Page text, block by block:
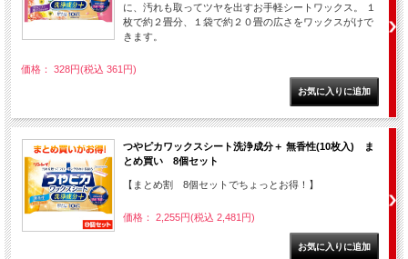
に、汚れも取ってツヤを出すお手軽シートワックス。 １
枚で約２畳分、１袋で約２０畳の広さをワックスがけで
きます。
価格： 328円(税込 361円)
つやピカワックスシート洗浄成分＋ 無香性(10枚入) ま
とめ買い 8個セット
【まとめ割 8個セットでちょっとお得！】
価格： 2,255円(税込 2,481円)